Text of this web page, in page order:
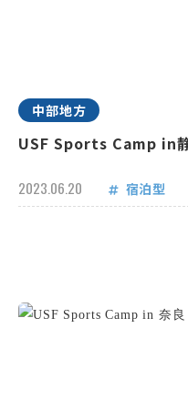
中部地方
USF Sports Camp in
2023.06.20 宿泊型